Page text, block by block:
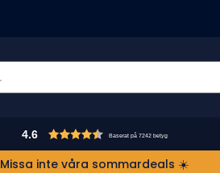
4.6 Baserat på 7242 betyg
Missa inte våra sommardeals ☀️